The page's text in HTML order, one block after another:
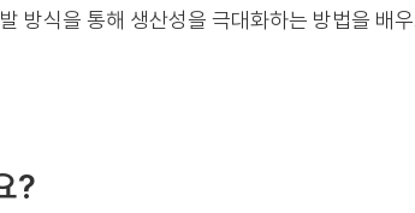
방식을 통해 생산성을 극대화하는 방법을 배
?